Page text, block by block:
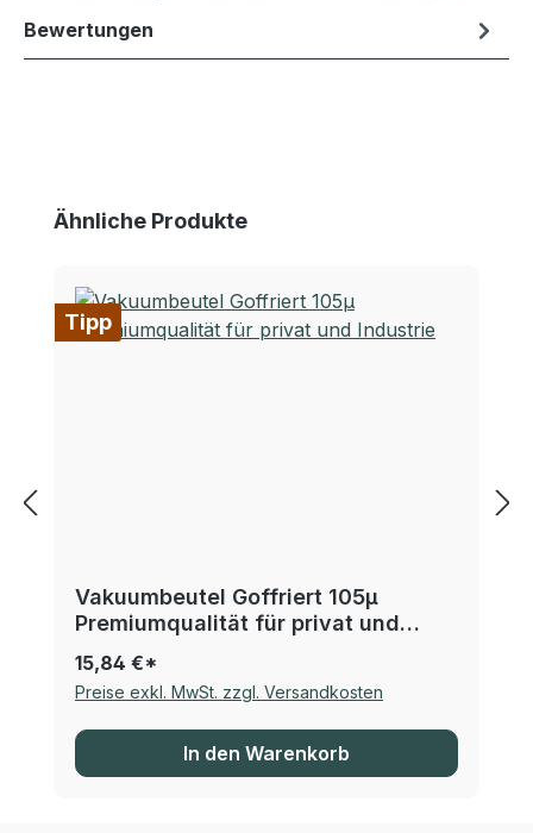
Bewertungen
Produktgalerie überspringen
Ähnliche Produkte
Tipp
Vakuumbeutel Goffriert 105µ
Premiumqualität für privat und
15,84 €*
Preise exkl. MwSt. zzgl. Versandkosten
In den Warenkorb